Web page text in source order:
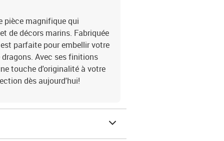
pièce magnifique qui
de décors marins. Fabriquée
parfaite pour embellir votre
Avec ses finitions
touche d'originalité à votre
dès aujourd'hui!